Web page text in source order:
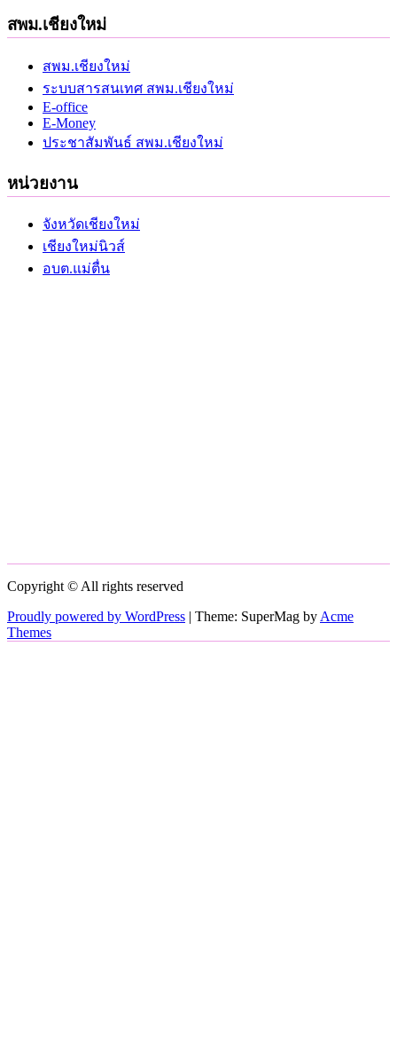
สพม.เชียงใหม่
สพม.เชียงใหม่
ระบบสารสนเทศ สพม.เชียงใหม่
E-office
E-Money
ประชาสัมพันธ์ สพม.เชียงใหม่
หน่วยงาน
จังหวัดเชียงใหม่
เชียงใหม่นิวส์
อบต.แม่ตื่น
Copyright © All rights reserved
Proudly powered by WordPress | Theme: SuperMag by Acme
Themes